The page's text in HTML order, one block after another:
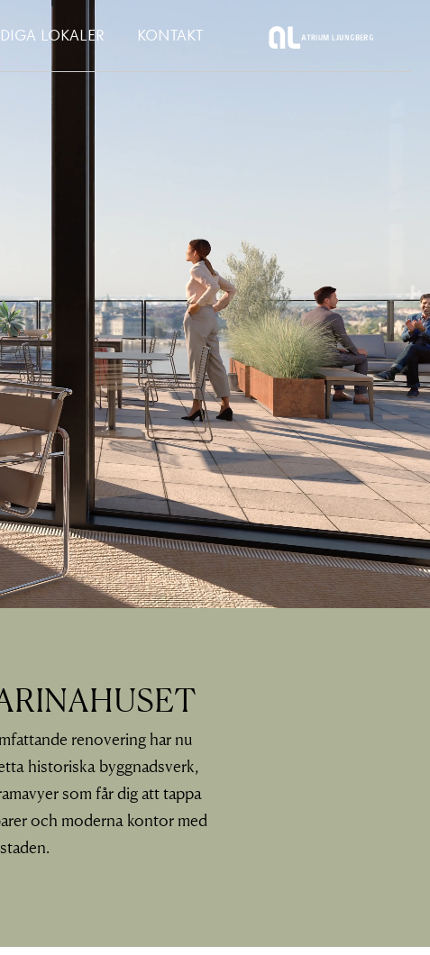
LOKALER KONTAKT
renovering har nu
historiska byggnadsverk,
som får dig att tappa
och moderna kontor med